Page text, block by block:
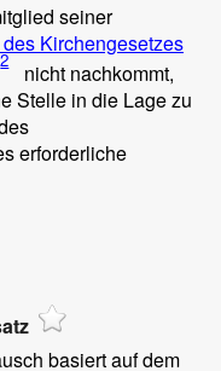
seiner
Kirchengesetzes
2
nicht nachkommt,
Stelle in die Lage zu
erforderliche
basiert auf dem